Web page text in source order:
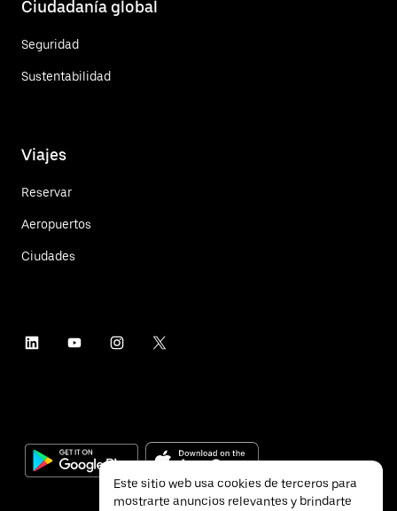
Ciudadanía global
Seguridad
Sustentabilidad
Viajes
Reservar
Aeropuertos
Ciudades
Este sitio web usa cookies de terceros para
mostrarte anuncios relevantes y brindarte